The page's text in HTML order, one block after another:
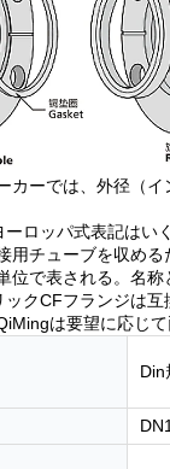
カーでは、外径（
ロッパ式表記はい
用チューブを収め
位で表される。名
クCFフランジは
は要望に応じ
Din